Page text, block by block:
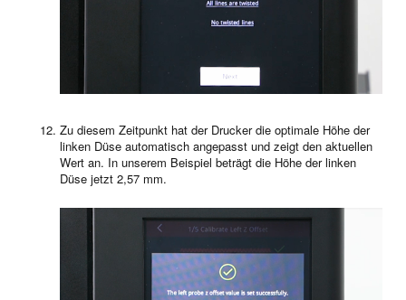
Zu diesem Zeitpunkt hat der Drucker die optimale Höhe der
linken Düse automatisch angepasst und zeigt den aktuellen
Wert an. In unserem Beispiel beträgt die Höhe der linken
Düse jetzt 2,57 mm.